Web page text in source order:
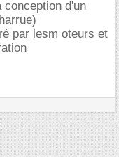
conception d'un
par lesm oteurs et